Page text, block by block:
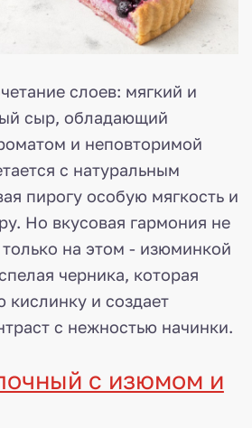
слоев: мягкий и
сыр, обладающий
и неповторимой
с натуральным
пирогу особую мягкость и
Но вкусовая гармония не
только на этом - изюминкой
черника, которая
кислинку и создает
с нежностью начинки.
с изюмом и